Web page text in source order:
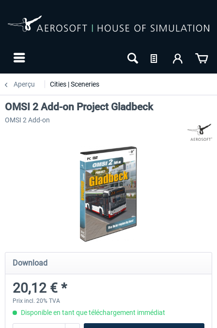
Aperçu Cities | Sceneries
OMSI 2 Add-on Thüringer Wald
30,24 € *
OMSI 2 Add-on Berlin Line
OMSI 2 Add-on Project Gladbeck
OMSI 2 Add-on
Download
20,12 € *
Prix incl. 20% TVA
Disponible en tant que téléchargement immédiat